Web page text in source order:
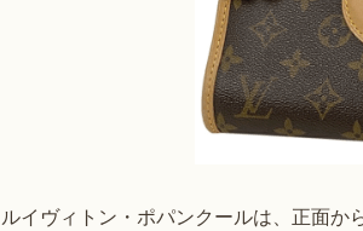
ルイヴィトン・ポパンクールは、正面か